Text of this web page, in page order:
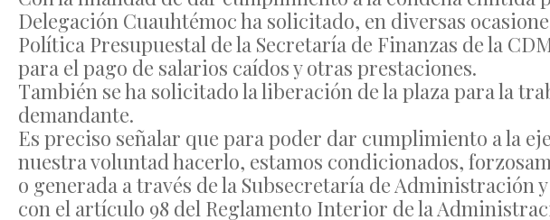
Delegación Cuauhtémoc ha solicitado, en diversas
Política Presupuestal de la Secretaría de Finanzas de la
para el pago de salarios caídos y otras prestaciones.
También se ha solicitado la liberación de la plaza para la
demandante.
Es preciso señalar que para poder dar cumplimiento a la
nuestra voluntad hacerlo, estamos condicionados,
o generada a través de la Subsecretaría de Administración
con el artículo 98 del Reglamento Interior de la